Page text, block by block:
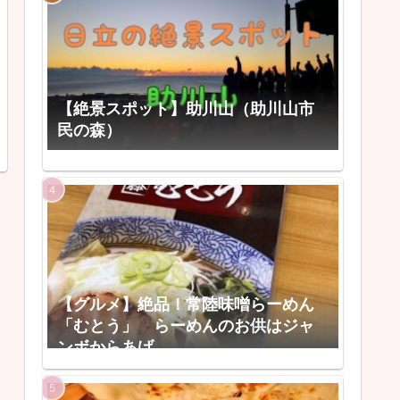
【絶景スポット】助川山（助川山市
民の森）
【グルメ】絶品！常陸味噌らーめん
「むとう」 らーめんのお供はジャ
ンボからあげ